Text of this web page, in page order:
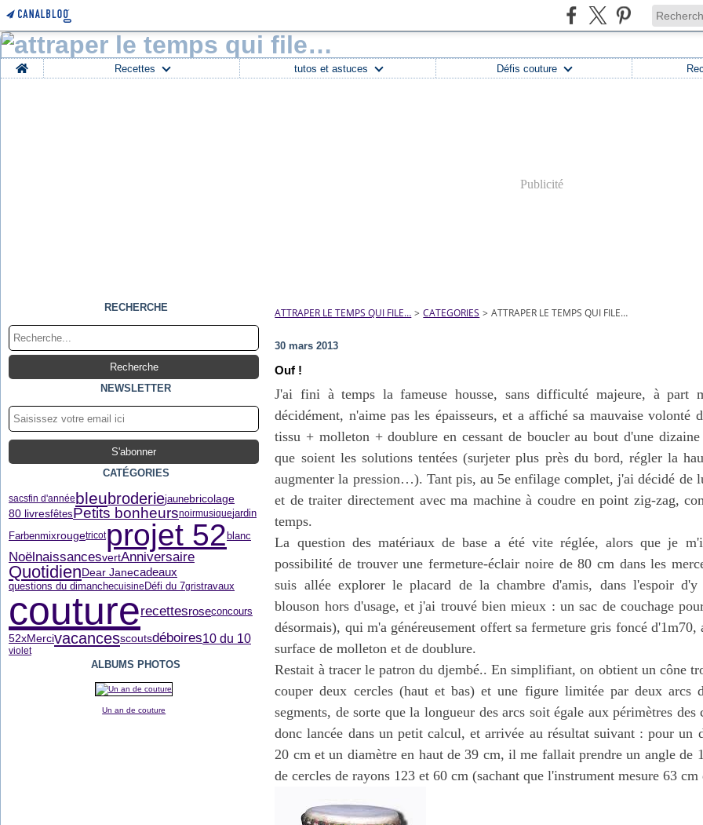
Home Recettes tutos et astuces Défis couture
Publicité
RECHERCHE
NEWSLETTER
CATÉGORIES
sacsfin d'annéebleubroderiejaunebricolage
80 livresfêtesPetits bonheursnoirmusiquejardin
Farbenmixrougetricotprojet 52blanc
NoëlnaissancesvertAnniversaire
QuotidienDear Janecadeaux
questions du dimanchecuisine Défi du 7gristravaux
couturerecettesroseconcours
52xMercivacancesscoutsdéboires10 du 10
violet
ALBUMS PHOTOS
Un an de couture
ATTRAPER LE TEMPS QUI FILE… > CATEGORIES > ATTRAPER LE TEMPS QUI FILE…
30 mars 2013
Ouf !
J'ai fini à temps la fameuse housse, sans difficulté majeure, à part
décidément, n'aime pas les épaisseurs, et a affiché sa mauvaise volonté
tissu + molleton + doublure en cessant de boucler au bout d'une
que soient les solutions tentées (surjeter plus près du bord, régler la
augmenter la pression…). Tant pis, au 5e enfilage complet, j'ai décidé de
et de traiter directement avec ma machine à coudre en point zig-zag,
temps.
La question des matériaux de base a été vite réglée, alors que je
possibilité de trouver une fermeture-éclair noire de 80 cm dans les
suis allée explorer le placard de la chambre d'amis, dans l'espoir
blouson hors d'usage, et j'ai trouvé bien mieux : un sac de couchage
désormais), qui m'a généreusement offert sa fermeture gris foncé d'1m70,
surface de molleton et de doublure.
Restait à tracer le patron du djembé.. En simplifiant, on obtient un cône
couper deux cercles (haut et bas) et une figure limitée par deux arcs
segments, de sorte que la longueur des arcs soit égale aux périmètres des
donc lancée dans un petit calcul, et arrivée au résultat suivant : pour un
20 cm et un diamètre en haut de 39 cm, il me fallait prendre un angle de
de cercles de rayons 123 et 60 cm (sachant que l'instrument mesure 63 cm